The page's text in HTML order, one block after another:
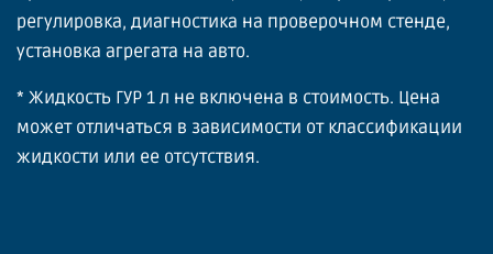
регулировка, диагностика на проверочном стенде,
установка агрегата на авто.
* Жидкость ГУР 1 л не включена в стоимость. Цена
может отличаться в зависимости от классификации
жидкости или ее отсутствия.